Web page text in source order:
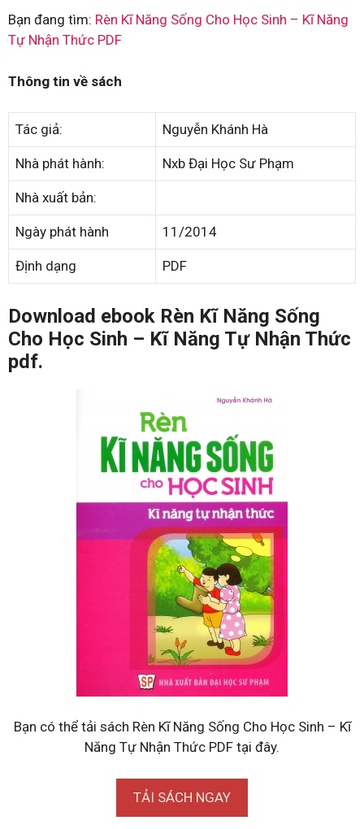
Bạn đang tìm: Rèn Kĩ Năng Sống Cho Học Sinh – Kĩ Năng
Tự Nhận Thức PDF
Thông tin về sách
Tác giả: Nguyễn Khánh Hà
Nhà phát hành: Nxb Đại Học Sư Phạm
Nhà xuất bản:
Ngày phát hành 11/2014
Định dạng PDF
Download ebook Rèn Kĩ Năng Sống
Cho Học Sinh – Kĩ Năng Tự Nhận Thức
pdf.
Bạn có thể tải sách Rèn Kĩ Năng Sống Cho Học Sinh – Kĩ
Năng Tự Nhận Thức PDF tại đây.
TẢI SÁCH NGAY